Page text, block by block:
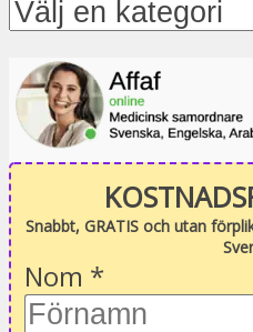
Snabbt, GRATIS och utan
Nom *